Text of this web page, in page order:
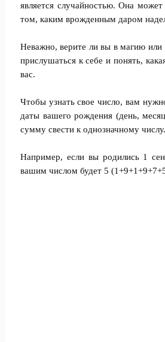
является случайностью. Она может
том, каким врожденным даром
Неважно, верите ли вы в магию
прислушаться к себе и понять,
вас.
Чтобы узнать свое число, вам
даты вашего рождения (день,
сумму свести к однозначному числу.
Например, если вы родились 1
вашим числом будет 5